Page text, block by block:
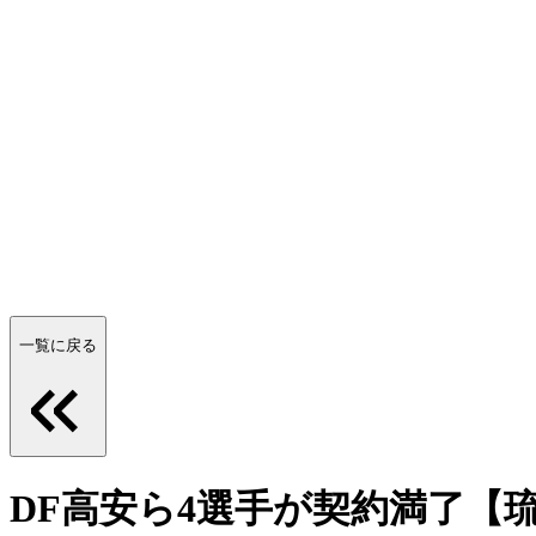
一覧に戻る
DF高安ら4選手が契約満了【